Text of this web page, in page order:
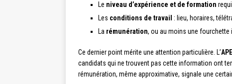
Le niveau d’expérience et de formation
Les conditions de travail : lieu, horaires,
La rémunération, ou au moins une fourchette
Ce dernier point mérite une attention particulière. L’
candidats qui ne trouvent pas cette information ont
rémunération, même approximative, signale une